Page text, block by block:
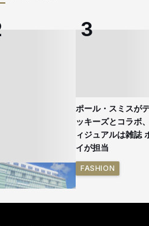
ポール・スミスが
ッキーズとコラボ
ィジュアルは雑誌
イが担当
FASHION